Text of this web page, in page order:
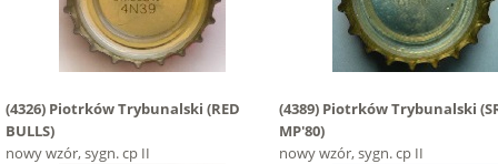
(4326) Piotrków Trybunalski (RED
BULLS)
nowy wzór, sygn. cp II
(4389) Piotrków Trybunalski
MP'80)
nowy wzór, sygn. cp II